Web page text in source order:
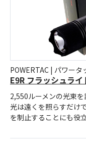
POWERTAC | パワータ
E9R フラッシュライ
2,550ルーメンの光束
光は遠くを照らすだけ
を制止することにも役